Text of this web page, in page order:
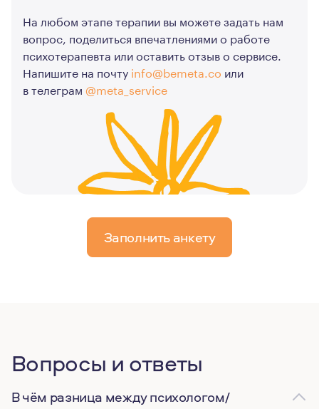
На любом этапе терапии вы можете задать нам
вопрос, поделиться впечатлениями о работе
психотерапевта или оставить отзыв о сервисе.
Напишите на почту info@bemeta.co или
в телеграм @meta_service
Заполнить анкету
Вопросы и ответы
В чём разница между психологом/